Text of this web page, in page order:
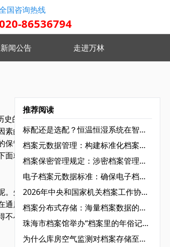
国咨询热线
86536794
接
新闻公告 走进万林
史的见
素的影
保管工作
面就万林
。先用软
通风干燥
小心将
推荐阅读
标配还是选配？恒温恒湿系统在智慧档案馆里的真实角色
档案元数据管理：构建标准化档案资源库的基础‌
档案保密管理规定：涉密档案管理的“红线”与“底线”‌
电子档案元数据标准：确保电子档案长期可用的关键‌
2026年中央和国家机关档案工作协作组组长会议在京召开：锚定“十五五”开局，加速档案工作现代化转型‌
档案分布式存储：海量档案数据的高效管理方案
珠海市档案馆举办“档案里的年俗记忆，指尖上的非遗传承”主题活动‌
为什么库房空气监测对档案存储至关重要？详解空气质量监测系统的核心价值